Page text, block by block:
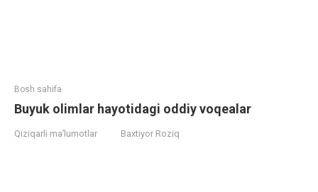
Bosh sahifa
Buyuk olimlar hayotidagi oddiy voqealar
Qiziqarli ma’lumotlar Baxtiyor Roziq